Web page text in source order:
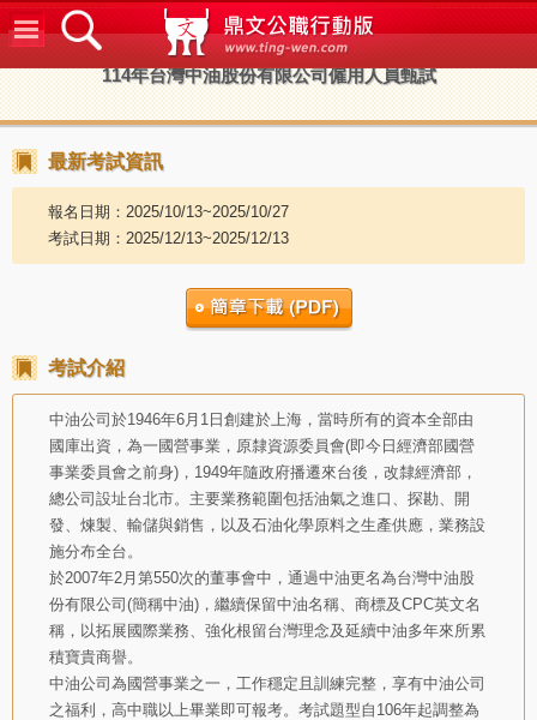
鼎文公
114年台灣中油股份有限公司僱用人員甄試
最新考試資訊
報名日期：2025/10/13~2025/10/27
考試日期：2025/12/13~2025/12/13
考試介紹
中油公司於1946年6月1日創建於上海，當時所有的資本全部由
國庫出資，為一國營事業，原隸資源委員會(即今日經濟部國營
事業委員會之前身)，1949年隨政府播遷來台後，改隸經濟部，
總公司設址台北市。主要業務範圍包括油氣之進口、探勘、開
發、煉製、輸儲與銷售，以及石油化學原料之生產供應，業務設
施分布全台。
於2007年2月第550次的董事會中，通過中油更名為台灣中油股
份有限公司(簡稱中油)，繼續保留中油名稱、商標及CPC英文名
稱，以拓展國際業務、強化根留台灣理念及延續中油多年來所累
積寶貴商譽。
中油公司為國營事業之一，工作穩定且訓練完整，享有中油公司
之福利，高中職以上畢業即可報考。考試題型自106年起調整為